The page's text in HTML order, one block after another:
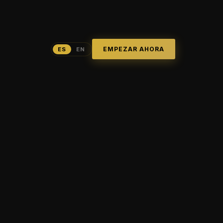
ES EN EMPEZAR AHORA